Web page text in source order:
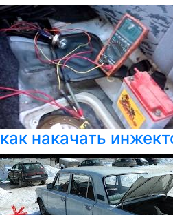
как накачать